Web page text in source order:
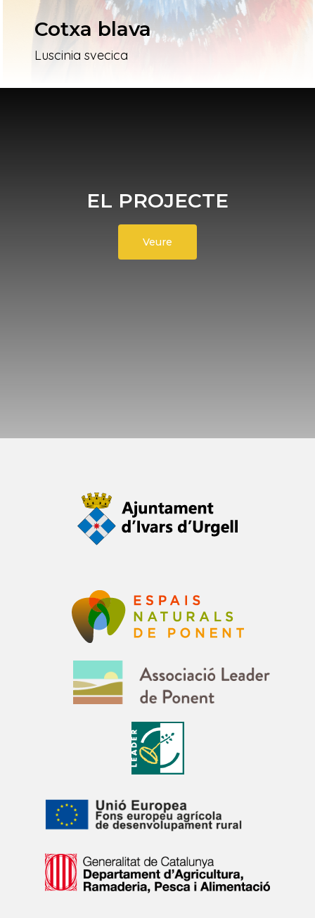
Cotxa blava
Luscinia svecica
EL PROJECTE
Veure